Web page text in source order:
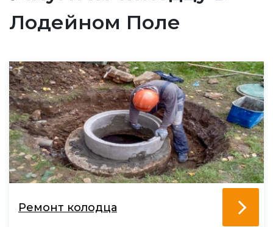
Лодейном Поле
Ремонт колодца